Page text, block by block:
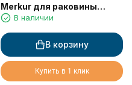
Merkur для раковины
(6239 Картридж )
В наличии
В корзину
Купить в 1 клик